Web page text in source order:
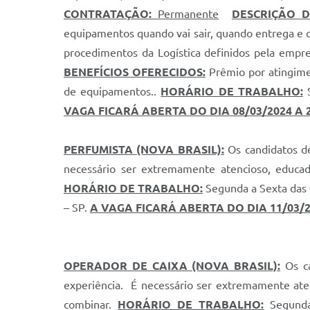
CONTRATAÇÃO: Permanente
DESCRIÇÃO
equipamentos quando vai sair, quando entrega
procedimentos da Logística definidos pela
BENEFÍCIOS OFERECIDOS:Prêmio por
de equipamentos.. HORÁRIO DE TRABALHO:
VAGA FICARÁ ABERTA DO DIA 08/03/2024 A
PERFUMISTA (NOVA BRASIL):Os candidatos
necessário ser extremamente atencioso,
HORÁRIO DE TRABALHO: Segunda a Sexta
– SP. A VAGA FICARÁ ABERTA DO DIA 11/03/
OPERADOR DE CAIXA (NOVA BRASIL): Os
experiência. É necessário ser extremamente
combinar. HORÁRIO DE TRABALHO: